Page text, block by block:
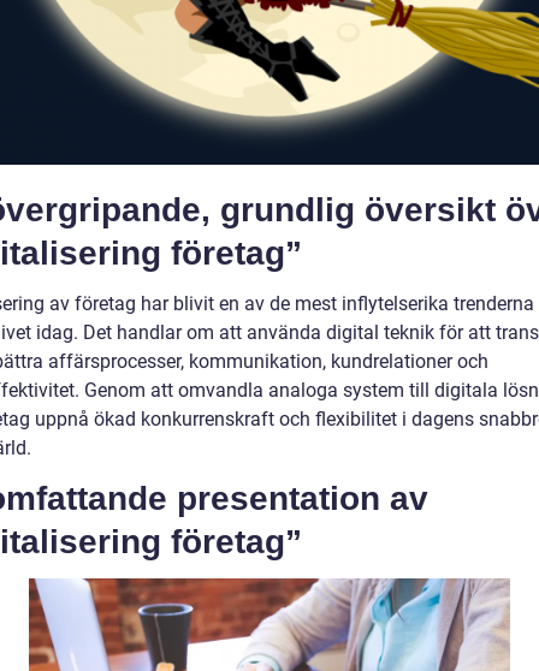
grundlig översikt
företag”
av företag har blivit en av de mest inflytelserika
idag. Det handlar om att använda digital teknik för att
affärsprocesser, kommunikation, kundrelationer och
Genom att omvandla analoga system till digitala
uppnå ökad konkurrenskraft och flexibilitet i dagens
presentation av
företag”